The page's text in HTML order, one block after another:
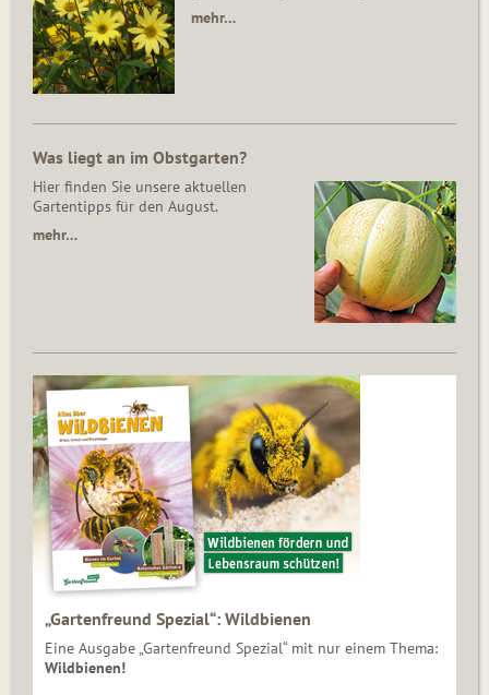
mehr…
Was liegt an im Obstgarten?
Hier finden Sie unsere aktuellen
Gartentipps für den August.
mehr…
„Gartenfreund Spezial“: Wildbienen
Eine Ausgabe „Gartenfreund Spezial“ mit nur einem Thema:
Wildbienen!